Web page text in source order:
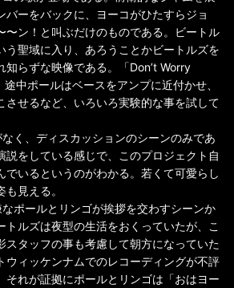
バーをバックに、ヨーコがひたすらジョ
〜ン！と叫ぶだけのものである。ビートル
う聖域に入り、あろうことかビートルズを
知らずな映像である。「Don’t Worry
中ポールはベースをアンプに近付かせ、
させるなど、いろいろ実験的な事を試して
く、ディスカッションのシーンのみであ
説をしている感じで、このプロジェクト自
でいるというのがわかる。若くて可愛らし
見える。
ポールとリンゴが挨拶を交わすシーンか
トルズは夜型の生活をおくっていたが、こ
スタッフの事も考慮して朝方になっていた
ウィッケンナムでのレコーディングが不評
それが証拠にポールとリンゴは「おはヨー